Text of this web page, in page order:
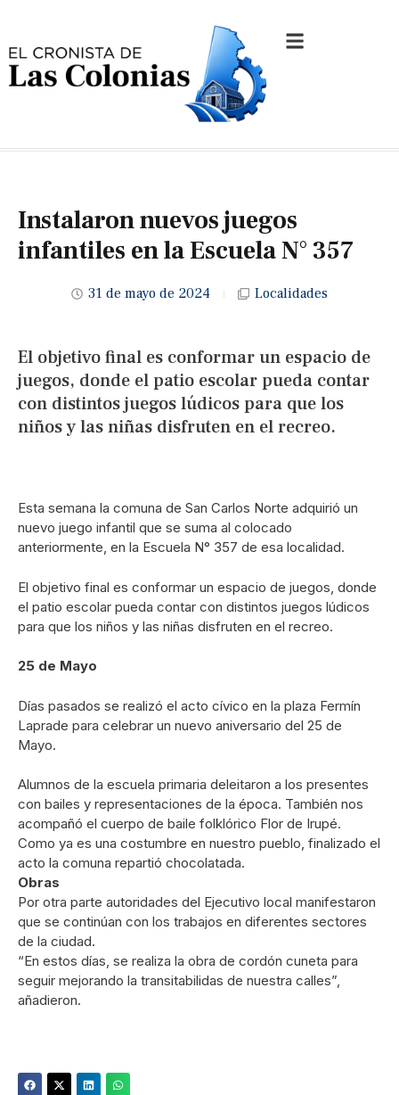
Instalaron nuevos juegos
infantiles en la Escuela N° 357
31 de mayo de 2024 Localidades
El objetivo final es conformar un espacio de
juegos, donde el patio escolar pueda contar
con distintos juegos lúdicos para que los
niños y las niñas disfruten en el recreo.
Esta semana la comuna de San Carlos Norte adquirió un
nuevo juego infantil que se suma al colocado
anteriormente, en la Escuela N° 357 de esa localidad.
El objetivo final es conformar un espacio de juegos, donde
el patio escolar pueda contar con distintos juegos lúdicos
para que los niños y las niñas disfruten en el recreo.
25 de Mayo
Días pasados se realizó el acto cívico en la plaza Fermín
Laprade para celebrar un nuevo aniversario del 25 de
Mayo.
Alumnos de la escuela primaria deleitaron a los presentes
con bailes y representaciones de la época. También nos
acompañó el cuerpo de baile folklórico Flor de Irupé.
Como ya es una costumbre en nuestro pueblo, finalizado el
acto la comuna repartió chocolatada.
Obras
Por otra parte autoridades del Ejecutivo local manifestaron
que se continúan con los trabajos en diferentes sectores
de la ciudad.
“En estos días, se realiza la obra de cordón cuneta para
seguir mejorando la transitabilidas de nuestra calles”,
añadieron.